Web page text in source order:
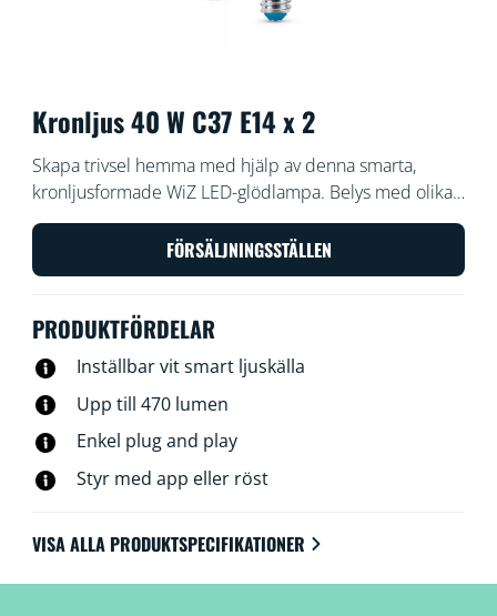
Kronljus 40 W C37 E14 x 2
Skapa trivsel hemma med hjälp av denna smarta,
kronljusformade WiZ LED-glödlampa. Belys med olika
varma och kalla vita nyanser beroende på om du vill
fokusera eller koppla av. Du kan ställa in scheman för
att slå på och stänga av lampor enligt dina dagliga eller
hjälp av din smartphone eller din röst, alternativt via
ansluter till din befintliga Wi-Fi-router, ingen ytterligare
enhet behövs.
FÖRSÄLJNINGSSTÄLLEN
PRODUKTFÖRDELAR
Inställbar vit smart ljuskälla
Upp till 470 lumen
Enkel plug and play
Styr med app eller röst
VISA ALLA PRODUKTSPECIFIKATIONER